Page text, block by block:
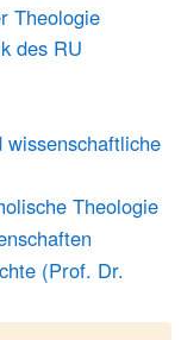
Theologie
des RU
Theologie
(Prof. Dr.